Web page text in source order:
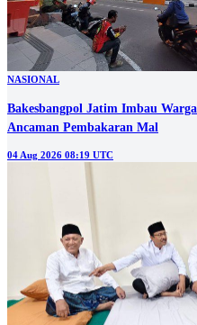
NASIONAL
Bakesbangpol Jatim Imbau
Ancaman Pembakaran Mal
04 Aug 2026 08:19 UTC